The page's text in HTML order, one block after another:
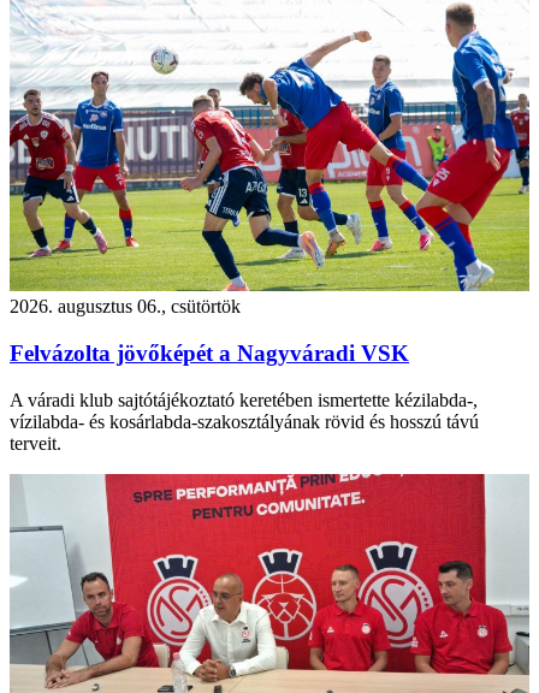
2026. augusztus 06., csütörtök
Felvázolta jövőképét a Nagyváradi VSK
A váradi klub sajtótájékoztató keretében ismertette kézilabda-,
vízilabda- és kosárlabda-szakosztályának rövid és hosszú távú
terveit.